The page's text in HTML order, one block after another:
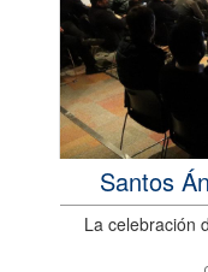
Santos
La celebración